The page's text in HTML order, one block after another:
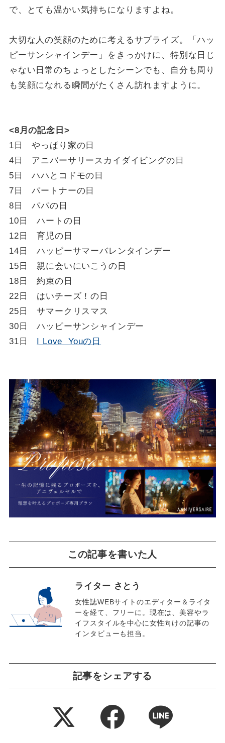
で、とても温かい気持ちになりますよね。
大切な人の笑顔のために考えるサプライズ。「ハッ
ピーサンシャインデー」をきっかけに、特別な日じ
ゃない日常のちょっとしたシーンでも、自分も周り
も笑顔になれる瞬間がたくさん訪れますように。
<8月の記念日>
1日 やっぱり家の日
4日 アニバーサリースカイダイビングの日
5日 ハハとコドモの日
7日 パートナーの日
8日 パパの日
10日 ハートの日
12日 育児の日
14日 ハッピーサマーバレンタインデー
15日 親に会いにいこうの日
18日 約束の日
22日 はいチーズ！の日
25日 サマークリスマス
30日 ハッピーサンシャインデー
31日 I Love Youの日
この記事を書いた人
ライター さとう
女性誌WEBサイトのエディター＆ライタ
ーを経て、フリーに。現在は、美容やラ
イフスタイルを中心に女性向けの記事の
インタビューも担当。
記事をシェアする